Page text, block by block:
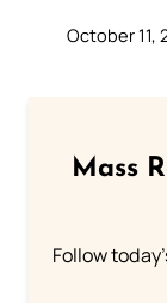
October 11,
Mass
Follow